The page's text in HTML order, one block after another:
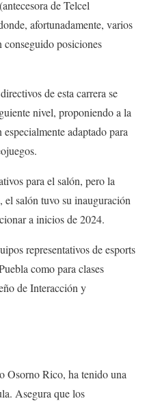
de Telcel
afortunadamente, varios
conseguido posiciones
de esta carrera se
nivel, proponiendo a la
adaptado para
para el salón, pero la
el salón tuvo su inauguración
a inicios de 2024.
representativos de esports
como para clases
de Interacción y
Osorno Rico, ha tenido una
Asegura que los